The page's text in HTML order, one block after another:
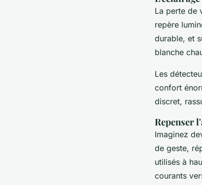
La perte de
repère
durable, et
blanche
Les
confort
discret,
Repenser
Imaginez
de geste,
utilisés à
courants